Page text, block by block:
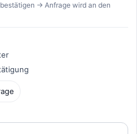
→ Anfrage wird an den